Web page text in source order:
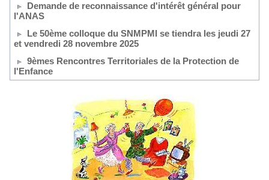
Demande de reconnaissance d'intérêt général pour
l'ANAS
Le 50ème colloque du SNMPMI se tiendra les jeudi 27
et vendredi 28 novembre 2025
9èmes Rencontres Territoriales de la Protection de
l'Enfance